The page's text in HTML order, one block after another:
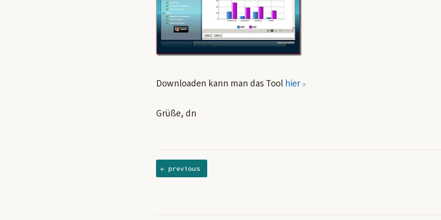
Downloaden kann man das Tool hier
Grüße, dn
← previous